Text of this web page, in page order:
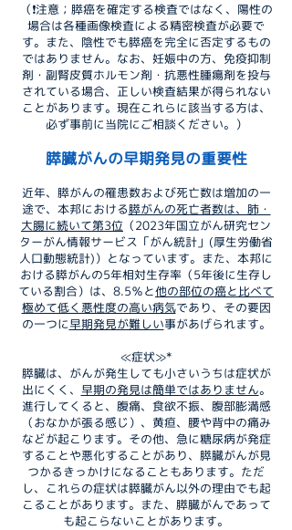
（❗注意；膵癌を確定する検査ではなく、陽性の
場合は各種画像検査による精密検査が必要で
す。また、陰性でも膵癌を完全に否定するもの
ではありません。なお、妊娠中の方、免疫抑制
剤・副腎皮質ホルモン剤・抗悪性腫瘍剤を投与
されている場合、正しい検査結果が得られない
ことがあります。現在これらに該当する方は、
必ず事前に当院にご相談ください。）
膵臓がんの早期発見の重要性
近年、膵がんの罹患数および死亡数は増加の一
途で、本邦における膵がんの死亡者数は、肺・
大腸に続いて第3位 （2023年国立がん研究セン
ターがん情報サービス「がん統計」(厚生労働省
人口動態統計)）となっています。また、本邦に
おける膵がんの5年相対生存率（5年後に生存し
ている割合）は、8.5％と他の部位の癌と比べて
極めて低く悪性度の高い病気であり、その要因
の一つに早期発見が難しい事があげられます。
≪症状≫*
膵臓は、がんが発生しても小さいうちは症状が
出にくく、 早期の発見は簡単ではありません。
進行してくると、腹痛、食欲不振、腹部膨満感
（おなかが張る感じ）、黄疸、腰や背中の痛み
などが起こります。その他、急に糖尿病が発症
することや悪化することがあり、膵臓がんが見
つかるきっかけになることもあります。ただ
し、これらの症状は膵臓がん以外の理由でも起
こることがあります。また、膵臓がんであって
も起こらないことがあります。